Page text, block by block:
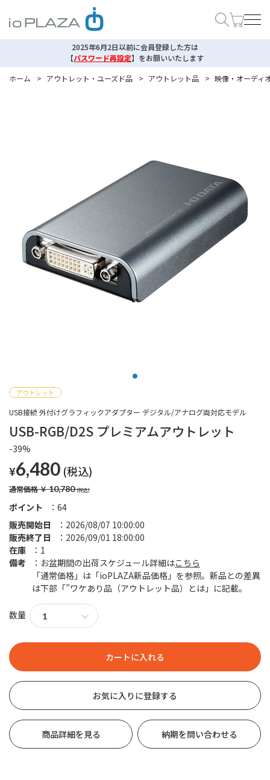
2025年6月2日以前に会員登録した方は
【パスワード再設定】 をお願いいたします
ホーム
> アウトレット・ユーズド品 > アウトレット品 > 映像・オーディ
USB-RGB/D2S プレミアムアウトレット
USB接続 外付けグラフィックアダプター デジタル/アナログ両対応モデル
-39%
¥6,480
通常価格￥10,780
販売開始日
2026/08/07 10:00:00
販売終了日
2026/09/01 18:00:00
ポイント 64
在庫
1
備考
お盆期間の出荷スケジュール詳細はこちら
「通常価格」は「ioPLAZA新品価格」を参照。新品との差異
は下部「”ワケあり品（アウトレット品）とは」に記載。
数量
お気に入りに登録する
商品詳細を見る 納期を問い合わせる